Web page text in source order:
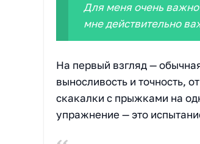
Для меня очень важно
мне действительно
На первый взгляд —
выносливость и точность,
скакалки с прыжками на
упражнение — это